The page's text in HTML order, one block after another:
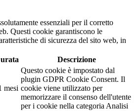
essenziali per il corretto
Questi cookie garantiscono le
di sicurezza del sito web, in
Descrizione
mesi
Questo cookie è impostato dal
plugin GDPR Cookie Consent. Il
cookie viene utilizzato per
memorizzare il consenso dell'utente
per i cookie nella categoria Analisi